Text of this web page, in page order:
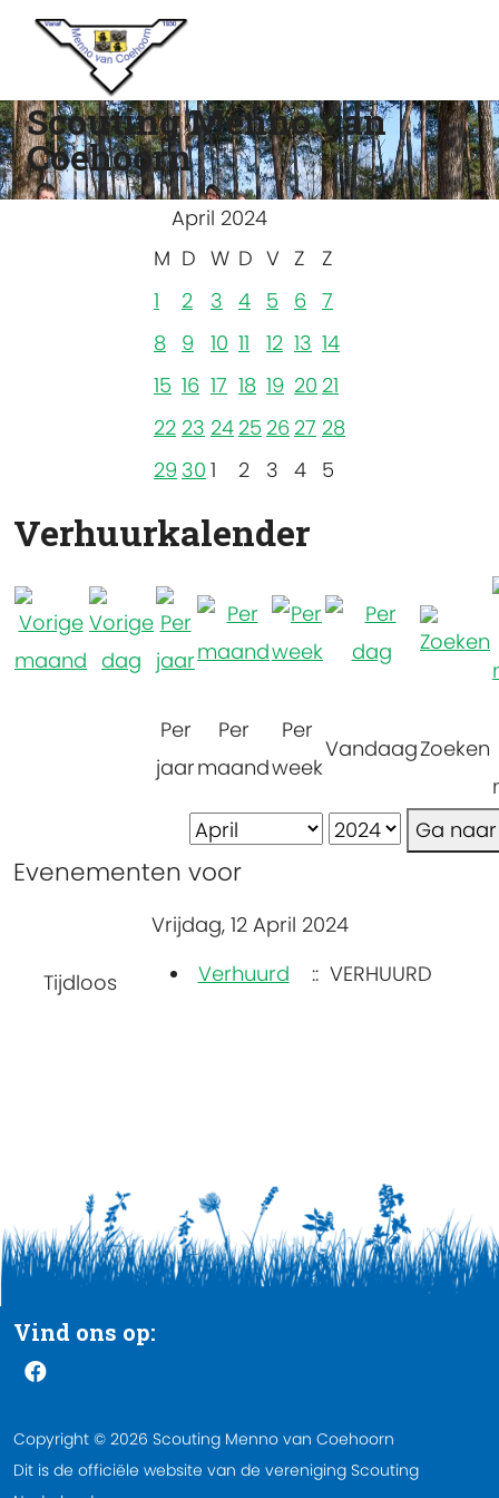
Scouting Menno van
Coehoorn
April 2024
M D W D V Z
Z
1
2 3 4 5 6 7
8 9 10 11 12 13 14
15 16 17 18 19 20 21
22 23 24 25 26 27 28
29 30 1 2 3 4 5
Verhuurkalender
Per
jaar
Per
maand
Per
week
VandaagZoeken
Ga
Evenementen voor
Vrijdag, 12 April 2024
Tijdloos Verhuurd :: VERHUURD
Vind ons op:
Copyright © 2026 Scouting Menno van Coehoorn
Dit is de officiële website van de vereniging Scouting